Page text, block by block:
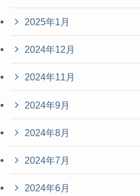
2025年1月
2024年12月
2024年11月
2024年9月
2024年8月
2024年7月
2024年6月